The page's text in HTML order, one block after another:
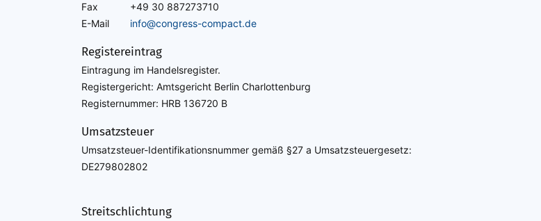
Fax
+49 30 887273710
E-Mail
info@congress-compact.de
Registereintrag
Eintragung im Handelsregister.
Registergericht: Amtsgericht Berlin Charlottenburg
Registernummer: HRB 136720 B
Umsatzsteuer
Umsatzsteuer-Identifikationsnummer gemäß §27 a Umsatzsteuergesetz:
DE279802802
Streitschlichtung